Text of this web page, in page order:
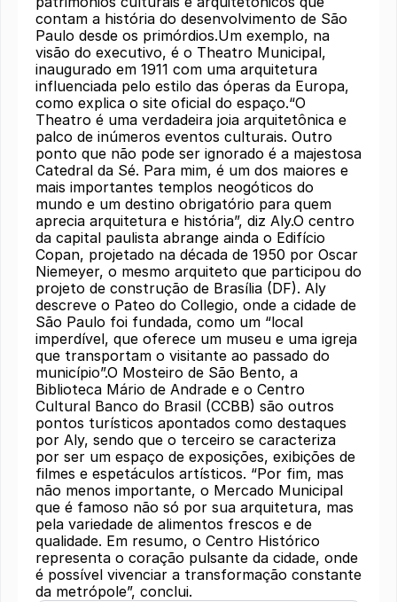
contam a história do desenvolvimento de São
Paulo desde os primórdios.Um exemplo, na
visão do executivo, é o Theatro Municipal,
inaugurado em 1911 com uma arquitetura
influenciada pelo estilo das óperas da Europa,
como explica o site oficial do espaço.“O
Theatro é uma verdadeira joia arquitetônica e
palco de inúmeros eventos culturais. Outro
ponto que não pode ser ignorado é a majestosa
Catedral da Sé. Para mim, é um dos maiores e
mais importantes templos neogóticos do
mundo e um destino obrigatório para quem
aprecia arquitetura e história”, diz Aly.O centro
da capital paulista abrange ainda o Edifício
Copan, projetado na década de 1950 por Oscar
Niemeyer, o mesmo arquiteto que participou do
projeto de construção de Brasília (DF). Aly
descreve o Pateo do Collegio, onde a cidade de
São Paulo foi fundada, como um “local
imperdível, que oferece um museu e uma igreja
que transportam o visitante ao passado do
município”.O Mosteiro de São Bento, a
Biblioteca Mário de Andrade e o Centro
Cultural Banco do Brasil (CCBB) são outros
pontos turísticos apontados como destaques
por Aly, sendo que o terceiro se caracteriza
por ser um espaço de exposições, exibições de
filmes e espetáculos artísticos. “Por fim, mas
não menos importante, o Mercado Municipal
que é famoso não só por sua arquitetura, mas
pela variedade de alimentos frescos e de
qualidade. Em resumo, o Centro Histórico
representa o coração pulsante da cidade, onde
é possível vivenciar a transformação constante
da metrópole”, conclui.